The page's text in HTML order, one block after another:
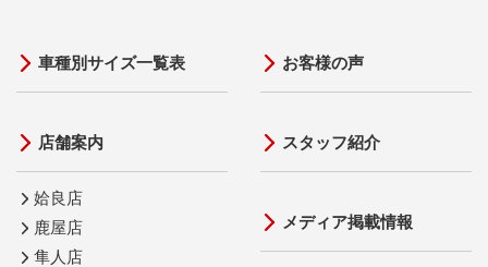
車種別サイズ一覧表
店舗案内
姶良店
鹿屋店
隼人店
お客様の声
スタッフ紹介
メディア掲載情報